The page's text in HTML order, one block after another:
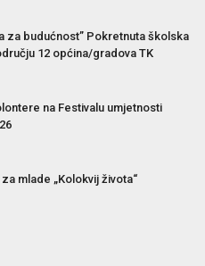
za budućnost” Pokretnuta školska
12 općina/gradova TK
na Festivalu umjetnosti
mlade „Kolokvij života“